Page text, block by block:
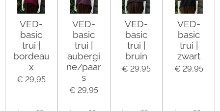
VED-
basic
trui |
bordeau
x
€ 29,95
VED-
basic
trui |
aubergi
ne/paar
s
€ 29,95
VED-
basic
trui |
bruin
€ 29,95
VED-
basic
trui |
zwart
€ 29,95